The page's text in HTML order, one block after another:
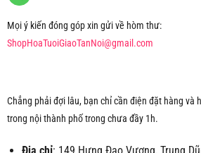
Mọi ý kiến đóng góp xin gửi về hòm thư:
ShopHoaTuoiGiaoTanNoi@gmail.com
Chẳng phải đợi lâu, bạn chỉ cần điện đặt hàng và
trong nội thành phố trong chưa đầy 1h.
Địa chỉ: 149 Hưng Đạo Vương, Trung